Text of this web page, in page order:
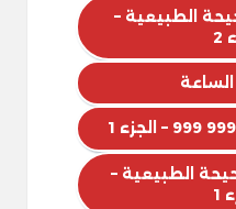
الطبيعية –
2
الساعة
الطبيعية –
1